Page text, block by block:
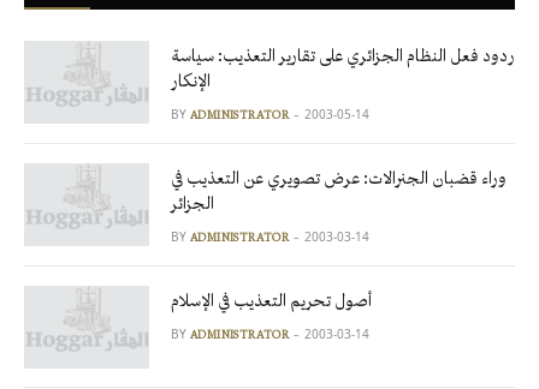
ردود فعل النظام الجزائري على تقارير التعذيب: سياسة
الإنكار
BY ADMINISTRATOR 2003-05-14
وراء قضبان الجنرالات: عرض تصويري عن التعذيب في
الجزائر
BY ADMINISTRATOR 2003-03-14
أصول تحريم التعذيب في الإسلام
BY ADMINISTRATOR 2003-03-14